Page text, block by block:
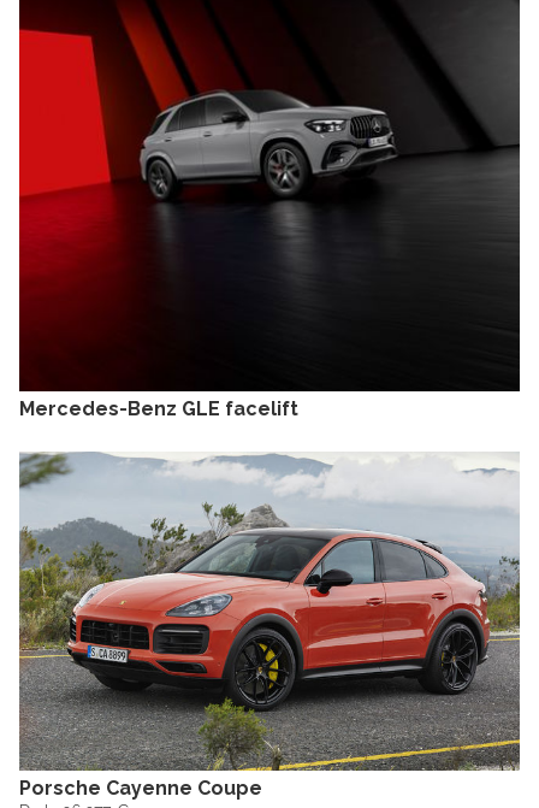
Mercedes-Benz GLE facelift
Porsche Cayenne Coupe